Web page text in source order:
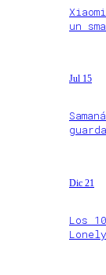
un
Jul 15
Dic 21
Los